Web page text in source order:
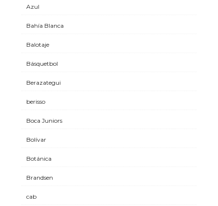
Azul
Bahía Blanca
Balotaje
Básquetbol
Berazategui
berisso
Boca Juniors
Bolívar
Botánica
Brandsen
cab